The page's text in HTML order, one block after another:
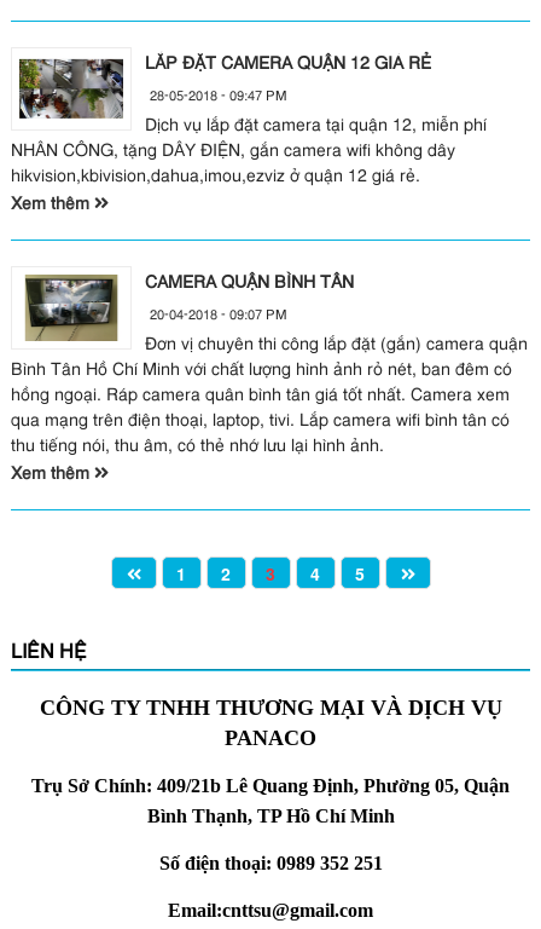
LẮP ĐẶT CAMERA QUẬN 12 GIÁ RẺ
28-05-2018 - 09:47 PM
Dịch vụ lắp đặt camera tại quận 12, miễn phí
NHÂN CÔNG, tặng DÂY ĐIỆN, gắn camera wifi không dây
hikvision,kbivision,dahua,imou,ezviz ở quận 12 giá rẻ.
Xem thêm
CAMERA QUẬN BÌNH TÂN
20-04-2018 - 09:07 PM
Đơn vị chuyên thi công lắp đặt (gắn) camera quận
Bình Tân Hồ Chí Minh với chất lượng hình ảnh rỏ nét, ban đêm có
hồng ngoại. Ráp camera quân bình tân giá tốt nhất. Camera xem
qua mạng trên điện thoại, laptop, tivi. Lắp camera wifi bình tân có
thu tiếng nói, thu âm, có thẻ nhớ lưu lại hình ảnh.
Xem thêm
1 2 3 4 5
LIÊN HỆ
CÔNG TY TNHH THƯƠNG MẠI VÀ DỊCH VỤ
PANACO
Trụ Sở Chính: 409/21b Lê Quang Định, Phường 05, Quận
Bình Thạnh, TP Hồ Chí Minh
Số điện thoại: 0989 352 251
Email:cnttsu@gmail.com